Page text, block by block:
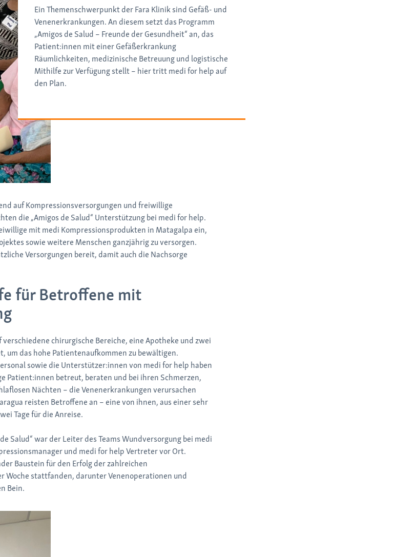
Ein Themenschwerpunkt der Fara Klinik sind Gefäß- und
Venenerkrankungen. An diesem setzt das Programm
„Amigos de Salud – Freunde der Gesundheit“ an, das
Patient:innen mit einer Gefäßerkrankung
Räumlichkeiten, medizinische Betreuung und logistische
Mithilfe zur Verfügung stellt – hier tritt medi for help auf
den Plan.
auf Kompressionsversorgungen und freiwillige
die „Amigos de Salud“ Unterstützung bei medi for help.
mit medi Kompressionsprodukten in Matagalpa ein,
sowie weitere Menschen ganzjährig zu versorgen.
Versorgungen bereit, damit auch die Nachsorge
für Betroffene mit
chirurgische Bereiche, eine Apotheke und zwei
das hohe Patientenaufkommen zu bewältigen.
sowie die Unterstützer:innen von medi for help haben
Patient:innen betreut, beraten und bei ihren Schmerzen,
Nächten – die Venenerkrankungen verursachen
reisten Betroffene an – eine von ihnen, aus einer sehr
Tage für die Anreise.
Salud“ war der Leiter des Teams Wundversorgung bei medi
und medi for help Vertreter vor Ort.
Baustein für den Erfolg der zahlreichen
Woche stattfanden, darunter Venenoperationen und
Bein.